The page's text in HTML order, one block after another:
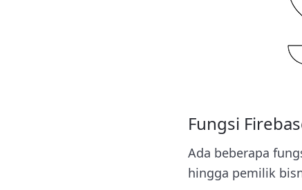
Fungsi
Ada beberapa
hingga pemilik